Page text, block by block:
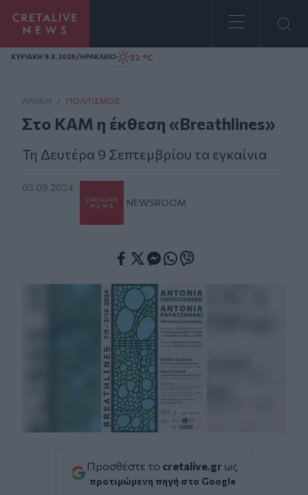
Homepage
ΚΥΡΙΑΚΗ 9.8.2026/ΗΡΑΚΛΕΙΟ 32 °C
ΑΡΧΙΚΗ / ΠΟΛΙΤΙΣΜΌΣ
Στο ΚΑΜ η έκθεση «Breathlines»
Τη Δευτέρα 9 Σεπτεμβρίου τα εγκαίνια
03.09.2024
NEWSROOM
Προσθέστε το cretalive.gr ως
προτιμώμενη πηγή στο Google